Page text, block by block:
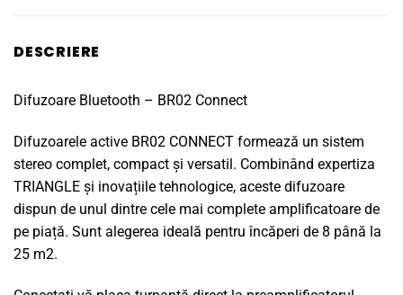
DESCRIERE
Difuzoare Bluetooth – BR02 Connect
Difuzoarele active BR02 CONNECT formează un sistem
stereo complet, compact și versatil. Combinând expertiza
TRIANGLE și inovațiile tehnologice, aceste difuzoare
dispun de unul dintre cele mai complete amplificatoare de
pe piață. Sunt alegerea ideală pentru încăperi de 8 până la
25 m2.